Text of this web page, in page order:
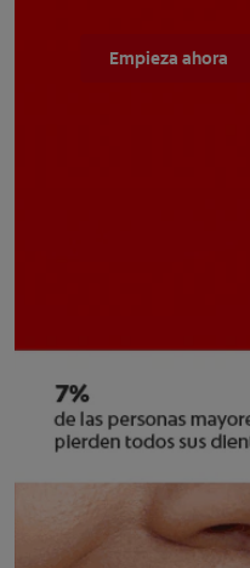
Empieza ahora